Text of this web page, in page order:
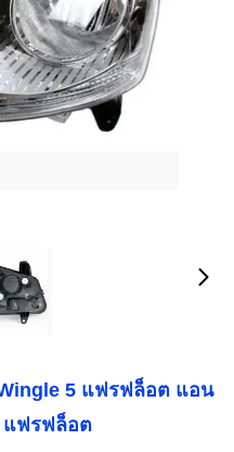
5 แฟรฟล็อต แอน
แฟรฟล็อต